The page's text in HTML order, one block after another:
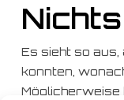
Es sieht so
konnten,
Möglicherweise